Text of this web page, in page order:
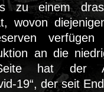
zu einem
wovon
an die
hat der
19“, der seit